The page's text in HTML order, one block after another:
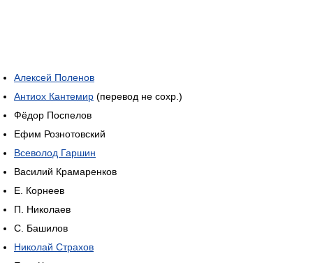
Алексей Поленов
Антиох Кантемир (перевод не сохр.)
Фёдор Поспелов
Ефим Рознотовский
Всеволод Гаршин
Василий Крамаренков
Е. Корнеев
П. Николаев
С. Башилов
Николай Страхов